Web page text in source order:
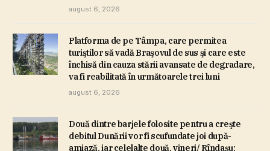
august 6, 2026
Platforma de pe Tâmpa, care permitea
turiştilor să vadă Braşovul de sus şi care este
închisă din cauza stării avansate de degradare,
va fi reabilitată în următoarele trei luni
august 6, 2026
Două dintre barjele folosite pentru a creşte
debitul Dunării vor fi scufundate joi după-
amiază, iar celelalte două, vineri/ Rîndaşu: